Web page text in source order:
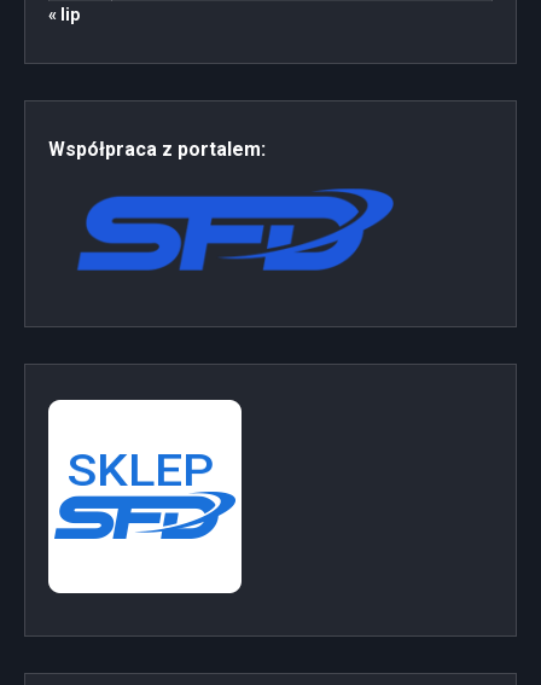
« lip
Współpraca z portalem: